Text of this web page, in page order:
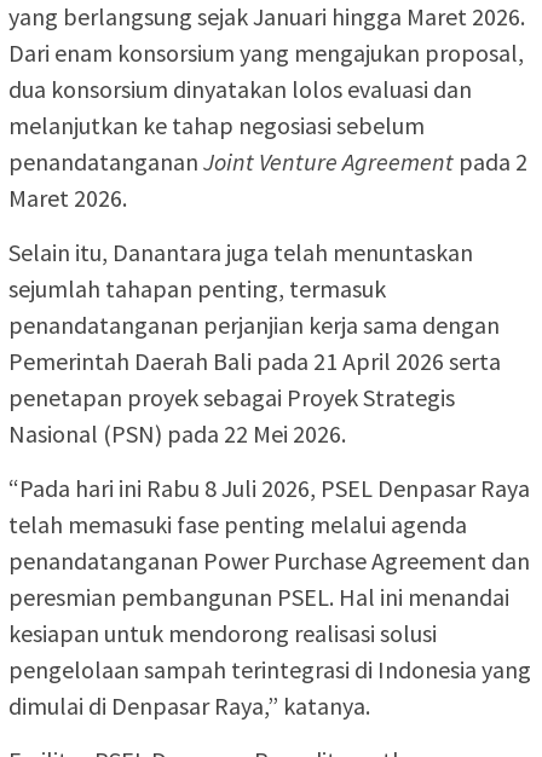
yang berlangsung sejak Januari hingga Maret 2026.
Dari enam konsorsium yang mengajukan proposal,
dua konsorsium dinyatakan lolos evaluasi dan
melanjutkan ke tahap negosiasi sebelum
penandatanganan Joint Venture Agreement pada 2
Maret 2026.
Selain itu, Danantara juga telah menuntaskan
sejumlah tahapan penting, termasuk
penandatanganan perjanjian kerja sama dengan
Pemerintah Daerah Bali pada 21 April 2026 serta
penetapan proyek sebagai Proyek Strategis
Nasional (PSN) pada 22 Mei 2026.
“Pada hari ini Rabu 8 Juli 2026, PSEL Denpasar Raya
telah memasuki fase penting melalui agenda
penandatanganan Power Purchase Agreement dan
peresmian pembangunan PSEL. Hal ini menandai
kesiapan untuk mendorong realisasi solusi
pengelolaan sampah terintegrasi di Indonesia yang
dimulai di Denpasar Raya,” katanya.